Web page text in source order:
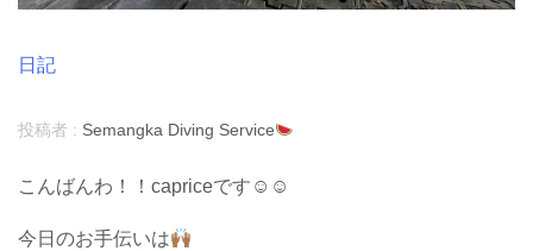
日記
投稿者 : Semangka Diving Service
こんばんわ！！capriceです☺︎☺︎
今日のお手伝いは